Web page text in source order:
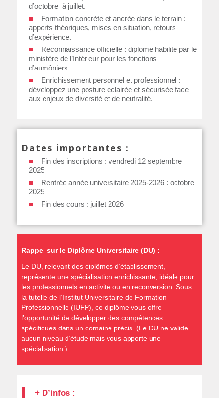
d’octobre à juillet.
Formation concrète et ancrée dans le terrain :
apports théoriques, mises en situation, retours
d’expérience.
Reconnaissance officielle : diplôme habilité par le
ministère de l’Intérieur pour les fonctions
d’aumôniers.
Enrichissement personnel et professionnel :
développez une posture éclairée et sécurisée face
aux enjeux de diversité et de neutralité.
Dates importantes :
Fin des inscriptions : vendredi 12 septembre
2025
Rentrée année universitaire 2025-2026 : octobre
2025
Fin des cours : juillet 2026
Rappel sur le Diplôme Universitaire (DU) :
Le DU, relevant des diplômes d’établissement,
représente une spécialisation enrichissante, idéale pour
les professionnels en activité ou en reconversion. Sous
la tutelle de l’Institut Universitaire de Formation
Professionnelle (IUFP), ce diplôme vous offre
l’opportunité de développer des compétences
spécifiques dans un domaine précis. (Le DU ne valide
aucun niveau d’étude mais vous apporte une
spécialisation.)
+ D’infos :